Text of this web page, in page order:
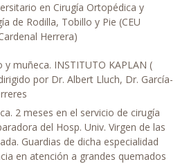
en Cirugía Ortopédica y
de Rodilla, Tobillo y Pie (CEU
Herrera)
y muñeca. INSTITUTO KAPLAN (
por Dr. Albert Lluch, Dr. García-
2 meses en el servicio de cirugía
del Hosp. Univ. Virgen de las
Guardias de dicha especialidad
en atención a grandes quemados